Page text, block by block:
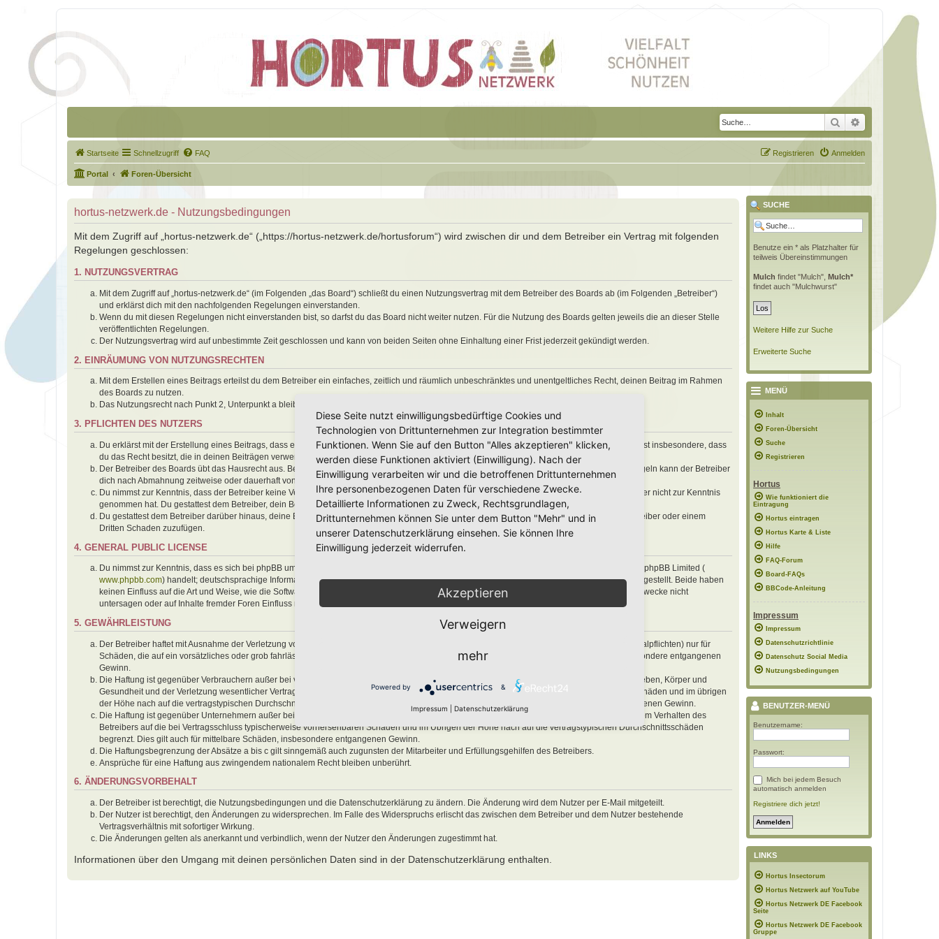
Suche Erweiterte Suche
Startseite Schnellzugriff FAQ Anmelden
Registrieren
Portal Foren-Übersicht
hortus-netzwerk.de - Nutzungsbedingungen
Mit dem Zugriff auf „hortus-netzwerk.de“ („https://hortus-netzwerk.de/hortusforum“) wird zwischen dir und dem Betreiber ein Vertrag mit folgenden
Regelungen geschlossen:
1. NUTZUNGSVERTRAG
Mit dem Zugriff auf „hortus-netzwerk.de“ (im Folgenden „das Board“) schließt du einen Nutzungsvertrag mit dem Betreiber des Boards ab (im Folgenden „Betreiber“)
und erklärst dich mit den nachfolgenden Regelungen einverstanden.
Wenn du mit diesen Regelungen nicht einverstanden bist, so darfst du das Board nicht weiter nutzen. Für die Nutzung des Boards gelten jeweils die an dieser Stelle
veröffentlichten Regelungen.
Der Nutzungsvertrag wird auf unbestimmte Zeit geschlossen und kann von beiden Seiten ohne Einhaltung einer Frist jederzeit gekündigt werden.
2. EINRÄUMUNG VON NUTZUNGSRECHTEN
Mit dem Erstellen eines Beitrags erteilst du dem Betreiber ein einfaches, zeitlich und räumlich unbeschränktes und unentgeltliches Recht, deinen Beitrag im Rahmen
des Boards zu nutzen.
Das Nutzungsrecht nach Punkt 2, Unterpunkt a bleibt auch nach Kündigung des Nutzungsvertrages bestehen.
3. PFLICHTEN DES NUTZERS
Du erklärst mit der Erstellung eines Beitrags, dass er keine Inhalte enthält, die gegen geltendes Recht oder die guten Sitten verstoßen. Du erklärst insbesondere, dass
du das Recht besitzt, die in deinen Beiträgen verwendeten Links und Bilder zu setzen bzw. zu verwenden.
Der Betreiber des Boards übt das Hausrecht aus. Bei Verstößen gegen diese Nutzungsbedingungen oder anderer im Board veröffentlichten Regeln kann der Betreiber
dich nach Abmahnung zeitweise oder dauerhaft von der Nutzung dieses Boards ausschließen und dir ein Hausverbot erteilen.
Du nimmst zur Kenntnis, dass der Betreiber keine Verantwortung für die Inhalte von Beiträgen übernimmt, die er nicht selbst erstellt hat oder die er nicht zur Kenntnis
genommen hat. Du gestattest dem Betreiber, dein Benutzerkonto, Beiträge und Funktionen jederzeit zu löschen oder zu sperren.
Du gestattest dem Betreiber darüber hinaus, deine Beiträge abzuändern, sofern sie gegen o. g. Regeln verstoßen oder geeignet sind, dem Betreiber oder einem
Dritten Schaden zuzufügen.
4. GENERAL PUBLIC LICENSE
Du nimmst zur Kenntnis, dass es sich bei phpBB um eine unter der „
“ (GPL) bereitgestellten Foren-Software von phpBB Limited (
www.phpbb.com) handelt; deutschsprachige Informationen werden durch die deutschsprachige Community unterwww.phpbb.dezur Verfügung gestellt. Beide haben
keinen Einfluss auf die Art und Weise, wie die Software verwendet wird. Sie können insbesondere die Verwendung der Software für bestimmte Zwecke nicht
untersagen oder auf Inhalte fremder Foren Einfluss nehmen.
5. GEWÄHRLEISTUNG
Der Betreiber haftet mit Ausnahme der Verletzung von Leben, Körper und Gesundheit und der Verletzung wesentlicher Vertragspflichten (Kardinalpflichten) nur für
Schäden, die auf ein vorsätzliches oder grob fahrlässiges Verhalten zurückzuführen sind. Dies gilt auch für mittelbare Folgeschäden wie insbesondere entgangenen
Gewinn.
Die Haftung ist gegenüber Verbrauchern außer bei vorsätzlichem oder grob fahrlässigem Verhalten oder bei Schäden aus der Verletzung von Leben, Körper und
Gesundheit und der Verletzung wesentlicher Vertragspflichten (Kardinalpflichten) auf die bei Vertragsschluss typischerweise vorhersehbaren Schäden und im übrigen
der Höhe nach auf die vertragstypischen Durchschnittsschäden begrenzt. Dies gilt auch für mittelbare Folgeschäden wie insbesondere entgangenen Gewinn.
Die Haftung ist gegenüber Unternehmern außer bei der Verletzung von Leben, Körper und Gesundheit oder vorsätzlichem oder grob fahrlässigem Verhalten des
Betreibers auf die bei Vertragsschluss typischerweise vorhersehbaren Schäden und im Übrigen der Höhe nach auf die vertragstypischen Durchschnittsschäden
begrenzt. Dies gilt auch für mittelbare Schäden, insbesondere entgangenen Gewinn.
Die Haftungsbegrenzung der Absätze a bis c gilt sinngemäß auch zugunsten der Mitarbeiter und Erfüllungsgehilfen des Betreibers.
Ansprüche für eine Haftung aus zwingendem nationalem Recht bleiben unberührt.
6. ÄNDERUNGSVORBEHALT
Der Betreiber ist berechtigt, die Nutzungsbedingungen und die Datenschutzerklärung zu ändern. Die Änderung wird dem Nutzer per E-Mail mitgeteilt.
Der Nutzer ist berechtigt, den Änderungen zu widersprechen. Im Falle des Widerspruchs erlischt das zwischen dem Betreiber und dem Nutzer bestehende
Vertragsverhältnis mit sofortiger Wirkung.
Die Änderungen gelten als anerkannt und verbindlich, wenn der Nutzer den Änderungen zugestimmt hat.
Informationen über den Umgang mit deinen persönlichen Daten sind in der Datenschutzerklärung enthalten.
SUCHE
Benutze ein * als Platzhalter für
teilweis Übereinstimmungen
Mulch findet "Mulch", Mulch*
findet auch "Mulchwurst"
Weitere Hilfe zur Suche
Erweiterte Suche
MENÜ
Inhalt
Foren-Übersicht
Suche
Registrieren
Hortus
Wie funktioniert die
Eintragung
Hortus eintragen
Hortus Karte & Liste
Hilfe
FAQ-Forum
Board-FAQs
BBCode-Anleitung
Impressum
Impressum
Datenschutzrichtlinie
Datenschutz Social Media
Nutzungsbedingungen
BENUTZER-MENÜ
Benutzername:
Passwort:
Mich bei jedem Besuch
automatisch anmelden
Registriere dich jetzt!
LINKS
Hortus Insectorum
Hortus Netzwerk auf YouTube
Hortus Netzwerk DE Facebook
Seite
Hortus Netzwerk DE Facebook
Gruppe
Diese Seite nutzt einwilligungsbedürftige Cookies und
Technologien von Drittunternehmen zur Integration bestimmter
Funktionen. Wenn Sie auf den Button "Alles akzeptieren" klicken,
werden diese Funktionen aktiviert (Einwilligung). Nach der
Einwilligung verarbeiten wir und die betroffenen Drittunternehmen
Ihre personenbezogenen Daten für verschiedene Zwecke.
Detaillierte Informationen zu Zweck, Rechtsgrundlagen,
Drittunternehmen können Sie unter dem Button "Mehr" und in
unserer Datenschutzerklärung einsehen. Sie können Ihre
Einwilligung jederzeit widerrufen.
Akzeptieren
Verweigern
mehr
Powered by &
Impressum Datenschutzerklärung